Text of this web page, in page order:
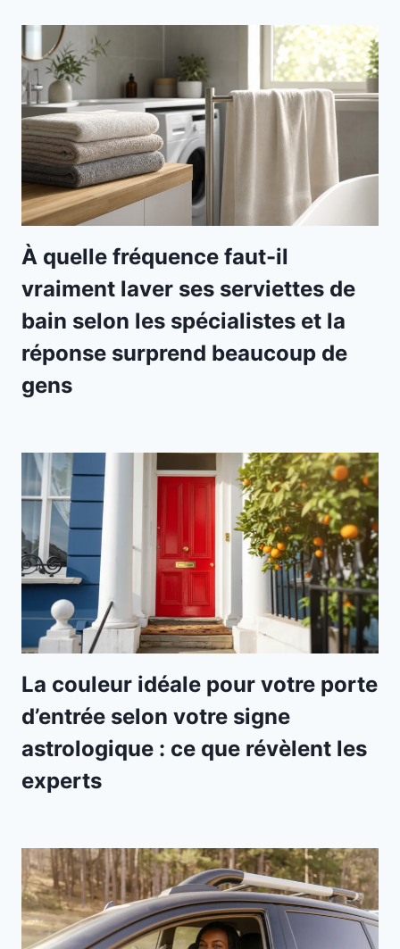
À quelle fréquence faut-il
vraiment laver ses serviettes de
bain selon les spécialistes et la
réponse surprend beaucoup de
gens
La couleur idéale pour votre porte
d’entrée selon votre signe
astrologique : ce que révèlent les
experts